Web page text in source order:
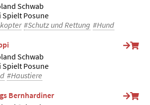
Schwab
Spielt Posune
#Schutz und Rettung #Hund
Schwab
Spielt Posune
#Haustiere
Bernhardiner